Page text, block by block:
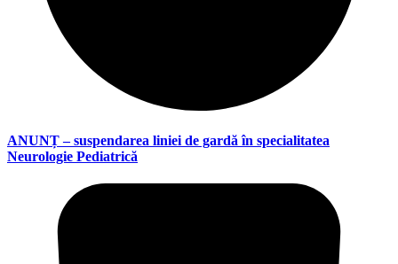
ANUNȚ – suspendarea liniei de gardă în specialitatea
Neurologie Pediatrică